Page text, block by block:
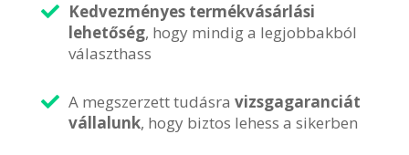
Kedvezményes termékvásárlási
lehetőség, hogy mindig a legjobbakból
választhass
A megszerzett tudásra vizsgagaranciát
vállalunk, hogy biztos lehess a sikerben